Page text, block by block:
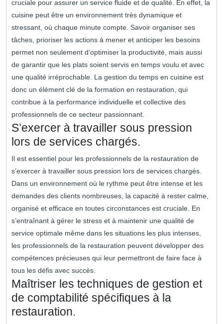
cruciale pour assurer un service fluide et de qualité. En effet, la
cuisine peut être un environnement très dynamique et
stressant, où chaque minute compte. Savoir organiser ses
tâches, prioriser les actions à mener et anticiper les besoins
permet non seulement d’optimiser la productivité, mais aussi
de garantir que les plats soient servis en temps voulu et avec
une qualité irréprochable. La gestion du temps en cuisine est
donc un élément clé de la formation en restauration, qui
contribue à la performance individuelle et collective des
professionnels de ce secteur passionnant.
S’exercer à travailler sous pression
lors de services chargés.
Il est essentiel pour les professionnels de la restauration de
s’exercer à travailler sous pression lors de services chargés.
Dans un environnement où le rythme peut être intense et les
demandes des clients nombreuses, la capacité à rester calme,
organisé et efficace en toutes circonstances est cruciale. En
s’entraînant à gérer le stress et à maintenir une qualité de
service optimale même dans les situations les plus intenses,
les professionnels de la restauration peuvent développer des
compétences précieuses qui leur permettront de faire face à
tous les défis avec succès.
Maîtriser les techniques de gestion et
de comptabilité spécifiques à la
restauration.